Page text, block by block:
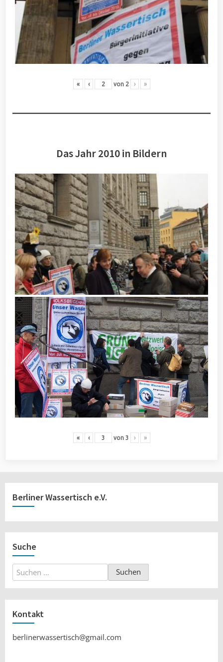
« ‹ von 2 › »
Das Jahr 2010 in Bildern
« ‹ von 3 › »
Berliner Wassertisch e.V.
Suche
Suchen
nach:
Kontakt
berlinerwassertisch@gmail.com